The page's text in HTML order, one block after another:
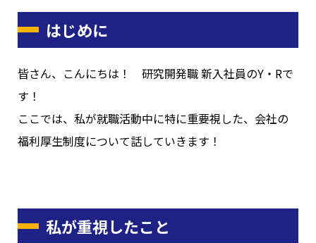
はじめに
皆さん、こんにちは！ 研究開発職 新入社員のY・Rで
す！
ここでは、私が就職活動中に特に重要視した、会社の
福利厚生制度について話していきます！
私が重視したこと